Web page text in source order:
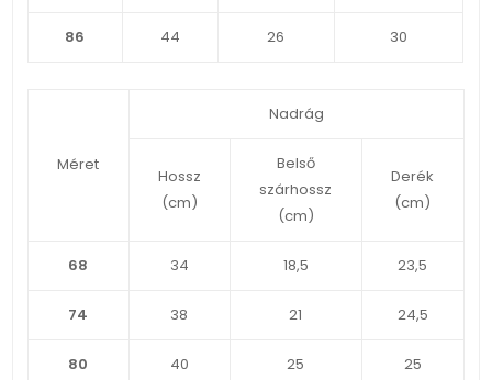
86 44 26 30
Méret
Nadrág
Hossz
(cm)
Belső
szárhossz
(cm)
Derék
(cm)
68 34 18,5 23,5
74 38 21 24,5
80 40 25 25